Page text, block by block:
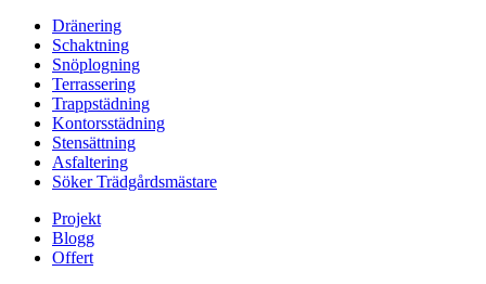
Dränering
Schaktning
Snöplogning
Terrassering
Trappstädning
Kontorsstädning
Stensättning
Asfaltering
Söker Trädgårdsmästare
Projekt
Blogg
Offert